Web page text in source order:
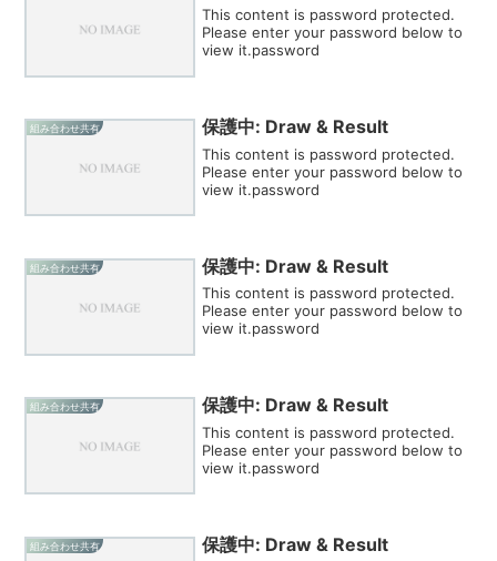
This content is password protected.
Please enter your password below to
view it.password
組み合わせ共有 保護中: Draw & Result
This content is password protected.
Please enter your password below to
view it.password
組み合わせ共有 保護中: Draw & Result
This content is password protected.
Please enter your password below to
view it.password
組み合わせ共有 保護中: Draw & Result
This content is password protected.
Please enter your password below to
view it.password
組み合わせ共有 保護中: Draw & Result